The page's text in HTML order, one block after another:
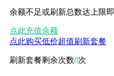
余额不足或刷新总数达上限
点此充值余额
点此购买低价超值刷新套餐
刷新套餐剩余次数0次